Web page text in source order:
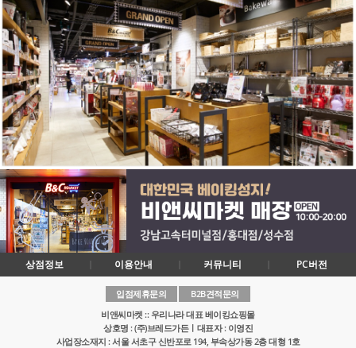
상점정보 이용안내 커뮤니티 PC버전
입점제휴문의
B2B견적문의
비앤씨마켓 :: 우리나라 대표 베이킹쇼핑몰
상호명 : (주)브레드가든ㅣ대표자 : 이영진
사업장소재지 : 서울 서초구 신반포로 194, 부속상가동 2층 대형 1호